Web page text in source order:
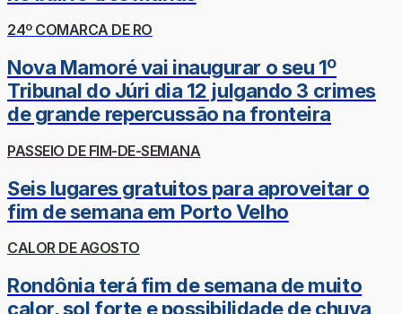
24º COMARCA DE RO
Nova Mamoré vai inaugurar o seu 1º
Tribunal do Júri dia 12 julgando 3 crimes
de grande repercussão na fronteira
PASSEIO DE FIM-DE-SEMANA
Seis lugares gratuitos para aproveitar o
fim de semana em Porto Velho
CALOR DE AGOSTO
Rondônia terá fim de semana de muito
calor, sol forte e possibilidade de chuva